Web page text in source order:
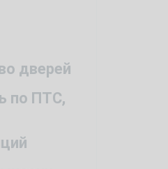
дверей
по ПТС,